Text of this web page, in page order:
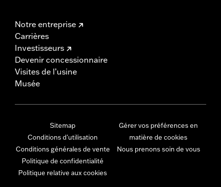
Notre entreprise
Carrières
Investisseurs
Devenir concessionnaire
Visites de l’usine
Musée
Sitemap
Conditions d'utilisation
Conditions générales de vente
Politique de confidentialité
Politique relative aux cookies
Gérer vos préférences en
matière de cookies
Nous prenons soin de vous